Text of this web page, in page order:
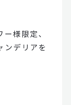
様限定、
ンデリアを